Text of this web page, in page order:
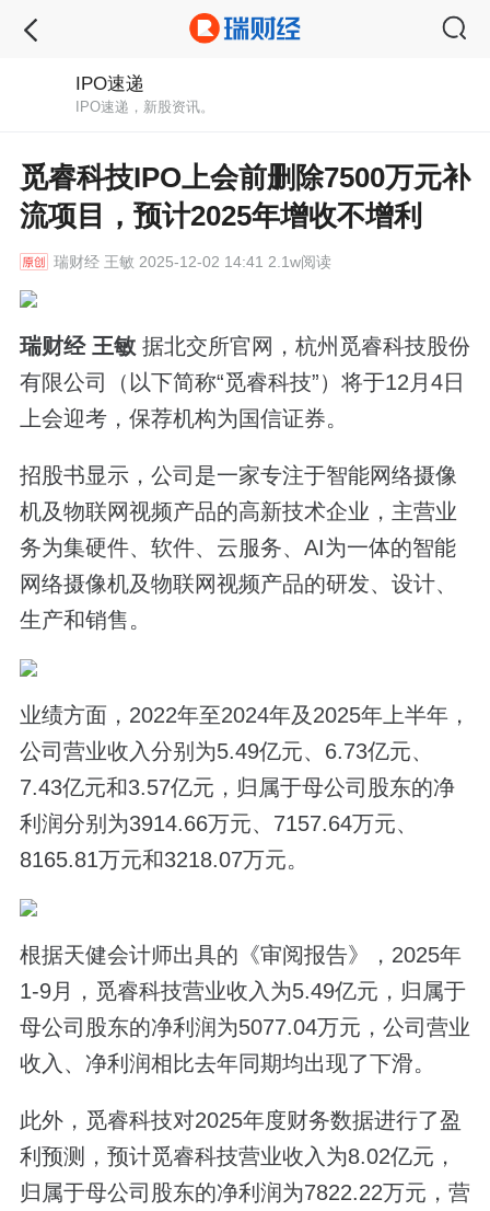
IPO速递
IPO速递，新股资讯。
觅睿科技IPO上会前删除7500万元补
流项目，预计2025年增收不增利
瑞财经王敏 2025-12-02 14:41 2.1w阅读
瑞财经 王敏 据北交所官网，杭州觅睿科技股份
有限公司（以下简称“觅睿科技”）将于12月4日
上会迎考，保荐机构为国信证券。
招股书显示，公司是一家专注于智能网络摄像
机及物联网视频产品的高新技术企业，主营业
务为集硬件、软件、云服务、AI为一体的智能
网络摄像机及物联网视频产品的研发、设计、
生产和销售。
业绩方面，2022年至2024年及2025年上半年，
公司营业收入分别为5.49亿元、6.73亿元、
7.43亿元和3.57亿元，归属于母公司股东的净
利润分别为3914.66万元、7157.64万元、
8165.81万元和3218.07万元。
根据天健会计师出具的《审阅报告》，2025年
1-9月，觅睿科技营业收入为5.49亿元，归属于
母公司股东的净利润为5077.04万元，公司营业
收入、净利润相比去年同期均出现了下滑。
此外，觅睿科技对2025年度财务数据进行了盈
利预测，预计觅睿科技营业收入为8.02亿元，
归属于母公司股东的净利润为7822.22万元，营